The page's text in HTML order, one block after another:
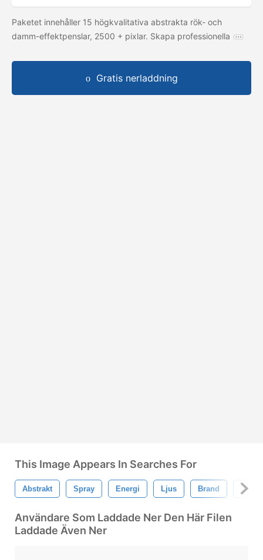
Paketet innehåller 15 högkvalitativa abstrakta rök- och
damm-effektpenslar, 2500 + pixlar. Skapa professionella
Gratis nerladdning
This Image Appears In Searches For
Abstrakt Spray Energi Ljus Brand
Användare Som Laddade Ner Den Här Filen
Laddade Även Ner